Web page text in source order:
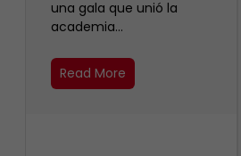
una gala que unió la
academia…
Read More